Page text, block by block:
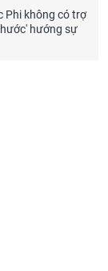
Phi không có trợ
hướng sự